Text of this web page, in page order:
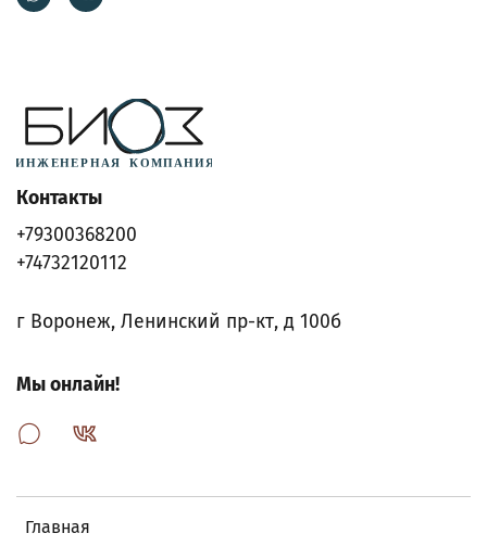
Главная
Контакты
+79300368200
+74732120112
г Воронеж, Ленинский пр-кт, д 100б
Мы онлайн!